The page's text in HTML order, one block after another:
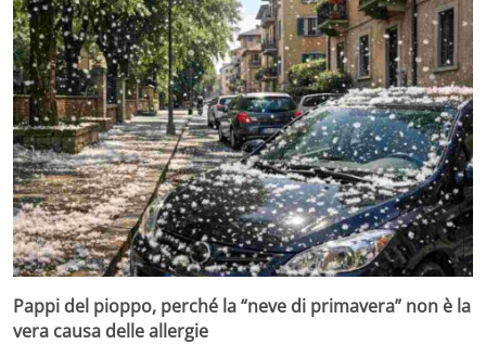
Pappi del pioppo, perché la “neve di primavera” non è la
vera causa delle allergie